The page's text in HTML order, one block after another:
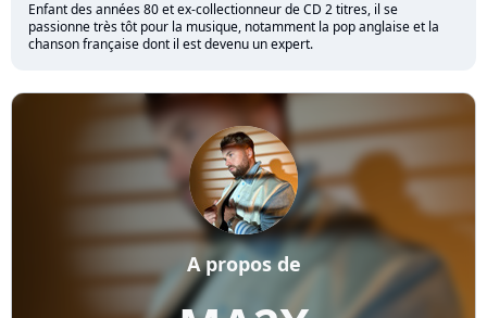
Enfant des années 80 et ex-collectionneur de CD 2 titres, il se
passionne très tôt pour la musique, notamment la pop anglaise et la
chanson française dont il est devenu un expert.
A propos de